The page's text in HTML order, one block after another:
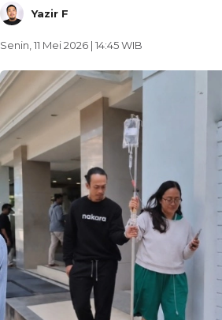
Yazir F
Senin, 11 Mei 2026 | 14:45 WIB